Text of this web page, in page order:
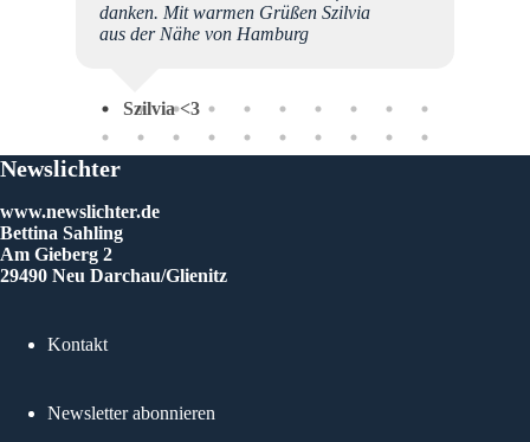
danken. Mit warmen Grüßen Szilvia
aus der Nähe von Hamburg
Szilvia <3
Newslichter
www.newslichter.de
Bettina Sahling
Am Gieberg 2
29490 Neu Darchau/Glienitz
Kontakt
Newsletter abonnieren